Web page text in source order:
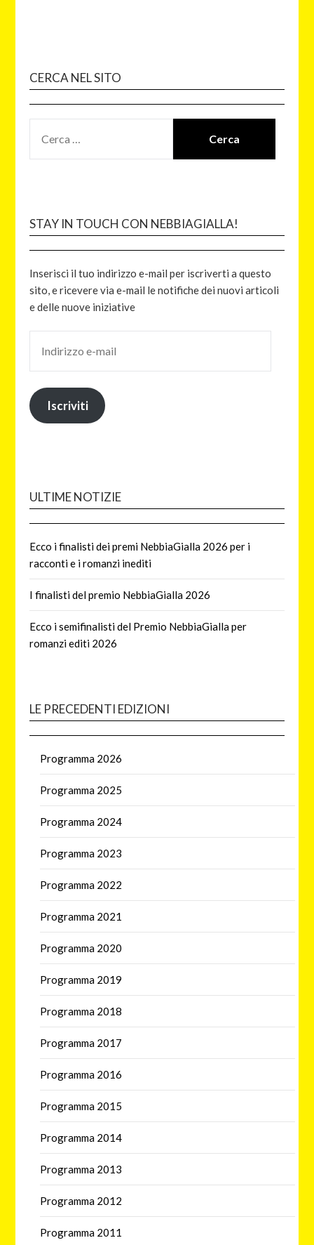
CERCA NEL SITO
STAY IN TOUCH CON NEBBIAGIALLA!
Inserisci il tuo indirizzo e-mail per iscriverti a questo
sito, e ricevere via e-mail le notifiche dei nuovi articoli
e delle nuove iniziative
Iscriviti
ULTIME NOTIZIE
Ecco i finalisti dei premi NebbiaGialla 2026 per i
racconti e i romanzi inediti
I finalisti del premio NebbiaGialla 2026
Ecco i semifinalisti del Premio NebbiaGialla per
romanzi editi 2026
LE PRECEDENTI EDIZIONI
Programma 2026
Programma 2025
Programma 2024
Programma 2023
Programma 2022
Programma 2021
Programma 2020
Programma 2019
Programma 2018
Programma 2017
Programma 2016
Programma 2015
Programma 2014
Programma 2013
Programma 2012
Programma 2011